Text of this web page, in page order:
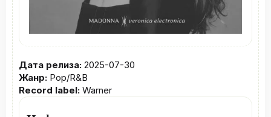
Дата релиза: 2025-07-30
Жанр: Pop/R&B
Record label: Warner